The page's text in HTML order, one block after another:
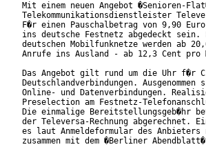
Mit einem neuen Angebot �Senioren-
Telekommunikationsdienstleister
F�r einen Pauschalbetrag von 9,90
ins deutsche Festnetz abgedeckt sein.
deutschen Mobilfunknetze werden ab
Anrufe ins Ausland - ab 12,3 Cent pro
Das Angebot gilt rund um die Uhr f�r
Deutschlandverbindungen.
Online- und Datenverbindungen.
Preselection am Festnetz-
Die einmalige Bereitstellungsgeb�hr
der Televersa-Rechnung
es laut Anmeldeformular des
zusammen mit dem �Berliner